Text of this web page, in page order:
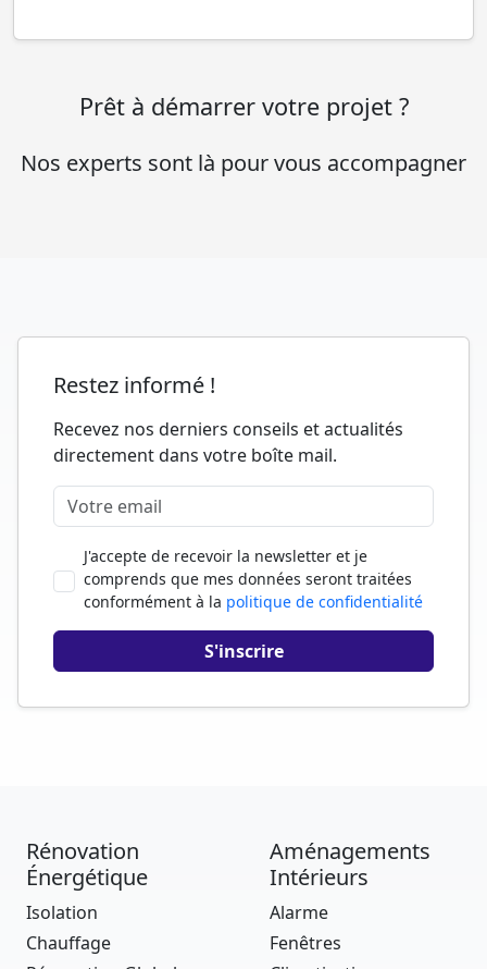
Prêt à démarrer votre projet ?
Nos experts sont là pour vous accompagner
Restez informé !
Recevez nos derniers conseils et actualités
directement dans votre boîte mail.
J'accepte de recevoir la newsletter et je
comprends que mes données seront traitées
conformément à la politique de confidentialité
Rénovation
Énergétique
Isolation
Chauffage
Aménagements
Intérieurs
Alarme
Fenêtres